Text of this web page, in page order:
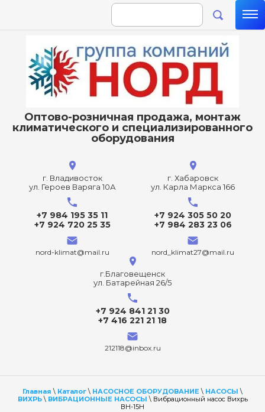
Оптово-розничная продажа, монтаж
климатического и специализированного
оборудования
г. Владивосток
ул. Героев Варяга 10А
+7 984 195 35 11
+7 924 720 25 35
nord-klimat@mail.ru
г. Хабаровск
ул. Карла Маркса 166
+7 924 305 50 20
+7 984 283 23 06
nord_klimat27@mail.ru
г.Благовещенск
ул. Батарейная 26/5
+7 924 841 21 30
+7 416 221 21 18
212118@inbox.ru
Главная \ Каталог \ НАСОСНОЕ ОБОРУДОВАНИЕ \ НАСОСЫ \
ВИХРЬ\ ВИБРАЦИОННЫЕ НАСОСЫ \ Вибрационный насос Вихрь
ВН-15Н